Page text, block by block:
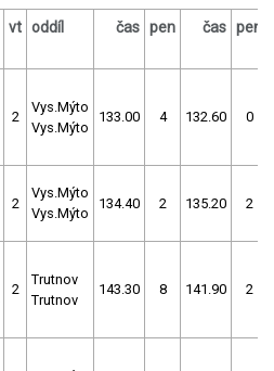
vt oddíl čas pen čas pen
2
Vys.Mýto
Vys.Mýto
133.00 4 132.60 0
2
Vys.Mýto
Vys.Mýto
134.40 2 135.20 2
2
Trutnov
Trutnov
143.30 8 141.90 2